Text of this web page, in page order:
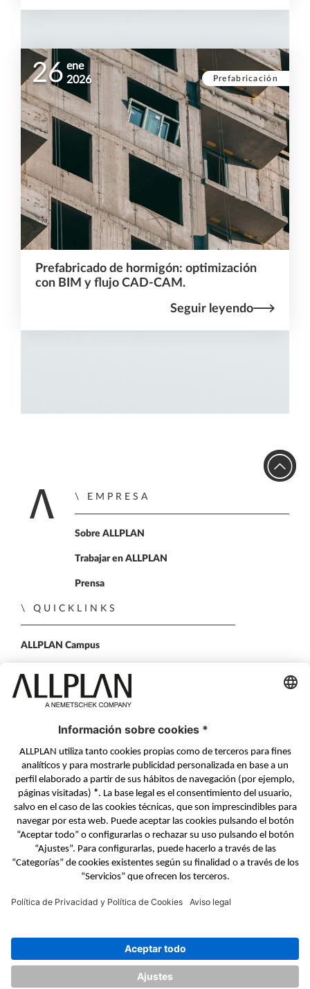
Prefabricación
26 ene
2026
Prefabricado de hormigón: optimización
con BIM y flujo CAD-CAM.
Seguir leyendo
Home
EMPRESA
Sobre ALLPLAN
Trabajar en ALLPLAN
Prensa
QUICKLINKS
ALLPLAN Campus
BIMPLUS Login
Formulario de contacto
Distribuidores Autorizados
SÍGUENOS EN
ALLPLAN en LinkedIn
ALLPLAN en Facebook
ALLPLAN en YouTube
ALLPLAN en Twitter